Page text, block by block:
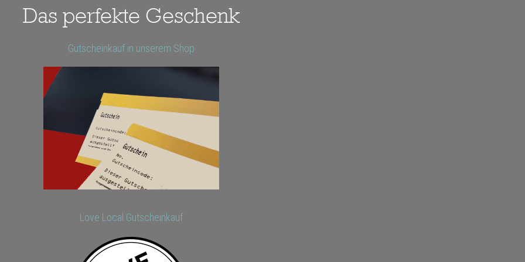
Das perfekte Geschenk
Gutscheinkauf in unserem Shop
Love Local Gutscheinkauf